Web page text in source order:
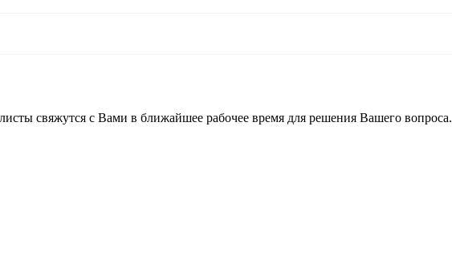
свяжутся с Вами в ближайшее рабочее время для решения Вашего вопроса.